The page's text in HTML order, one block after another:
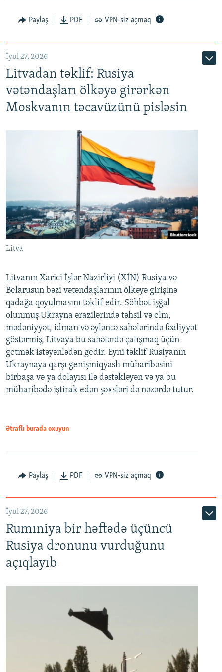
Paylaş PDF VPN-siz açmaq
İyul 27, 2026
Litvadan təklif: Rusiya
vətəndaşları ölkəyə girərkən
Moskvanın təcavüzünü pisləsin
Litva
Litvanın Xarici İşlər Nazirliyi (XİN) Rusiya və
Belarusun bəzi vətəndaşlarının ölkəyə girişinə
qadağa qoyulmasını təklif edir. Söhbət işğal
olunmuş Ukrayna ərazilərində təhsil və elm,
mədəniyyət, idman və əyləncə sahələrində fəaliyyət
göstərmiş, Litvaya bu sahələrdə çalışmaq üçün
getmək istəyənlədən gedir. Eyni təklif Rusiyanın
Ukraynaya qarşı genişmiqyaslı müharibəsini
birbaşa və ya dolayısı ilə dəstəkləyən və ya bu
müharibədə iştirak edən şəxsləri də nəzərdə tutur.
Ətraflı burada oxuyun
Paylaş PDF VPN-siz açmaq
İyul 27, 2026
Rumıniya bir həftədə üçüncü
Rusiya dronunu vurduğunu
açıqlayıb